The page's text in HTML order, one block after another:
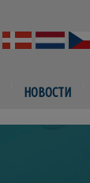
НОВОСТИ